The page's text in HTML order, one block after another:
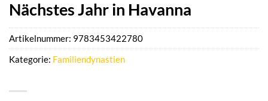
Nächstes Jahr in Havanna
Artikelnummer: 9783453422780
Kategorie: Familiendynastien